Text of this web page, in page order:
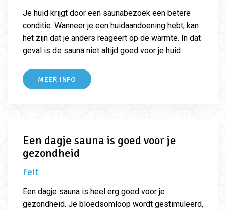
Je huid krijgt door een saunabezoek een betere
conditie. Wanneer je een huidaandoening hebt, kan
het zijn dat je anders reageert op de warmte. In dat
geval is de sauna niet altijd goed voor je huid.
MEER INFO
Een dagje sauna is goed voor je
gezondheid
Feit
Een dagje sauna is heel erg goed voor je
gezondheid. Je bloedsomloop wordt gestimuleerd,